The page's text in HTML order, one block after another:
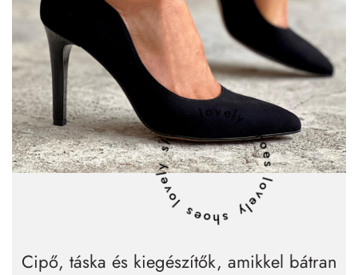
lovely shoes lovely shoes lovely shoes
Cipő, táska és kiegészítők, amikkel bátran